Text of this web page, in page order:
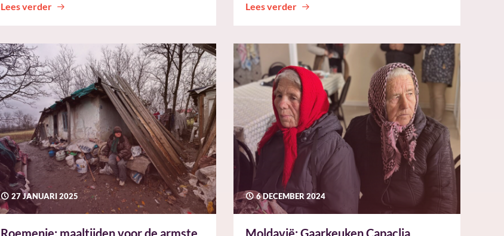
Lees verder
Lees verder
27 JANUARI 2025
Roemenie: maaltijden voor de armste
6 DECEMBER 2024
Moldavië: Gaarkeuken Capaclia